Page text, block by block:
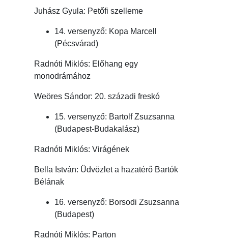
Juhász Gyula: Petőfi szelleme
14. versenyző: Kopa Marcell
(Pécsvárad)
Radnóti Miklós: Előhang egy
monodrámához
Weöres Sándor: 20. századi freskó
15. versenyző: Bartolf Zsuzsanna
(Budapest-Budakalász)
Radnóti Miklós: Virágének
Bella István: Üdvözlet a hazatérő Bartók
Bélának
16. versenyző: Borsodi Zsuzsanna
(Budapest)
Radnóti Miklós: Parton